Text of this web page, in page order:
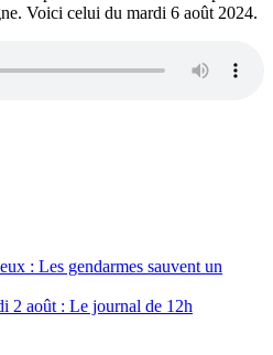
Voici celui du mardi 6 août 2024.
: Les gendarmes sauvent un
2 août : Le journal de 12h